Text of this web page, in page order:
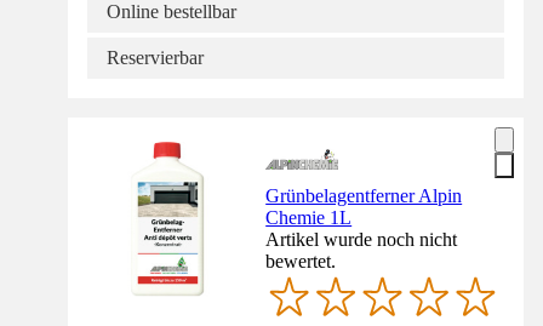
Online bestellbar
Reservierbar
Grünbelagentferner Alpin
Chemie 1L
Artikel wurde noch nicht
bewertet.